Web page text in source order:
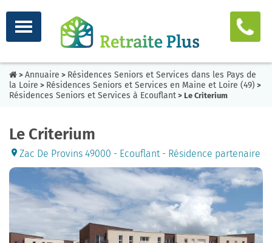
> Annuaire > Résidences Seniors et Services dans les Pays de
la Loire > Résidences Seniors et Services en Maine et Loire (49) >
Résidences Seniors et Services à Ecouflant > Le Criterium
Le Criterium
Zac De Provins 49000 - Ecouflant - Résidence partenaire